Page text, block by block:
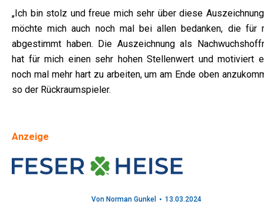
„Ich bin stolz und freue mich sehr über diese
möchte mich auch noch mal bei allen bedanken, die für
abgestimmt haben. Die Auszeichnung als
hat für mich einen sehr hohen Stellenwert und motiviert
noch mal mehr hart zu arbeiten, um am Ende oben
so der Rückraumspieler.
Anzeige
Von Norman Gunkel 13.03.2024